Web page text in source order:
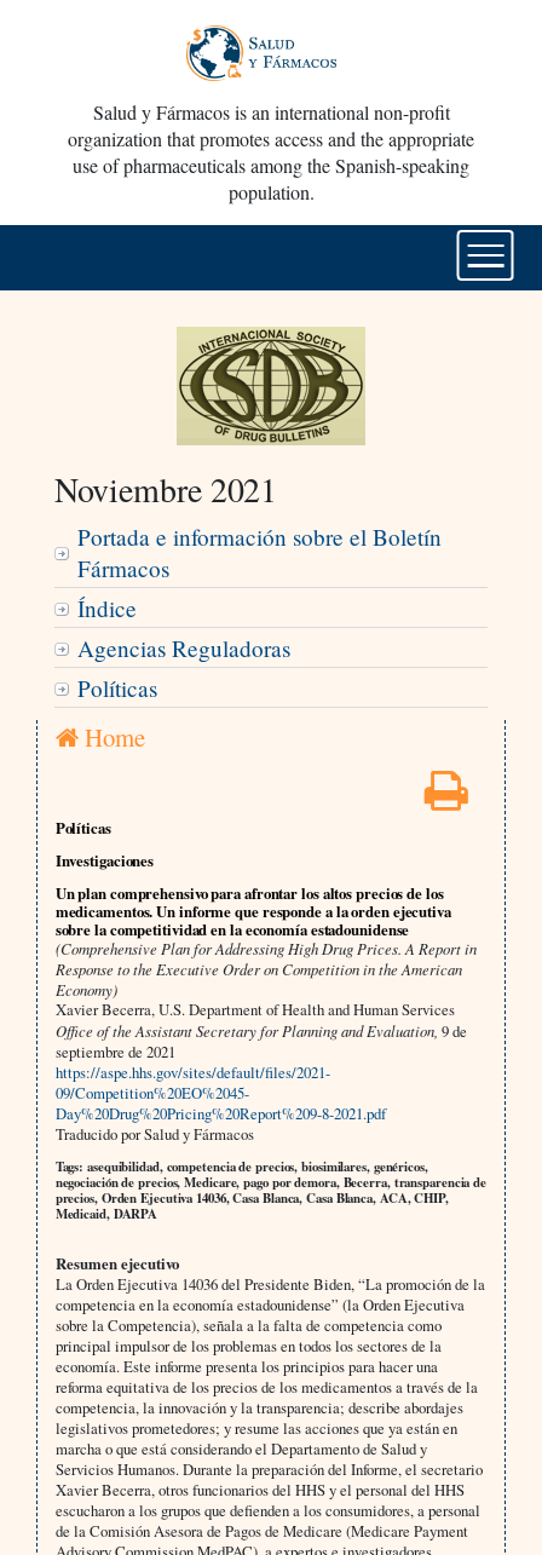
Salud y Fármacos is an international non-profit
organization that promotes access and the appropriate
use of pharmaceuticals among the Spanish-speaking
population.
Noviembre 2021
Portada e información sobre el Boletín
Fármacos
Índice
Agencias Reguladoras
Políticas
Home
Políticas
Investigaciones
Un plan comprehensivo para afrontar los altos precios de los
medicamentos. Un informe que responde a la orden ejecutiva
sobre la competitividad en la economía estadounidense
(Comprehensive Plan for Addressing High Drug Prices. A Report in
Response to the Executive Order on Competition in the American
Economy)
Xavier Becerra, U.S. Department of Health and Human Services
Office of the Assistant Secretary for Planning and Evaluation, 9 de
septiembre de 2021
https://aspe.hhs.gov/sites/default/files/2021-
09/Competition%20EO%2045-
Day%20Drug%20Pricing%20Report%209-8-2021.pdf
Traducido por Salud y Fármacos
Tags: asequibilidad, competencia de precios, biosimilares, genéricos,
negociación de precios, Medicare, pago por demora, Becerra, transparencia de
precios, Orden Ejecutiva 14036, Casa Blanca, Casa Blanca, ACA, CHIP,
Medicaid, DARPA
Resumen ejecutivo
La Orden Ejecutiva 14036 del Presidente Biden, “La promoción de la
competencia en la economía estadounidense” (la Orden Ejecutiva
sobre la Competencia), señala a la falta de competencia como
principal impulsor de los problemas en todos los sectores de la
economía. Este informe presenta los principios para hacer una
reforma equitativa de los precios de los medicamentos a través de la
competencia, la innovación y la transparencia; describe abordajes
legislativos prometedores; y resume las acciones que ya están en
marcha o que está considerando el Departamento de Salud y
Servicios Humanos. Durante la preparación del Informe, el secretario
Xavier Becerra, otros funcionarios del HHS y el personal del HHS
escucharon a los grupos que defienden a los consumidores, a personal
de la Comisión Asesora de Pagos de Medicare (Medicare Payment